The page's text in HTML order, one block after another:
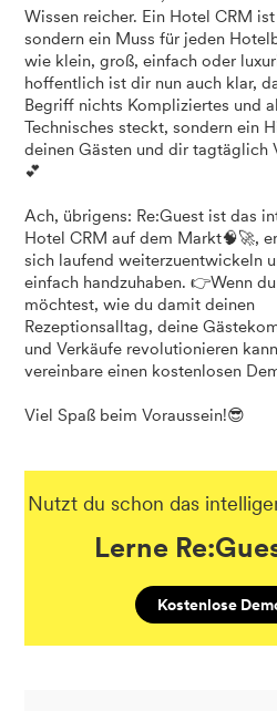
Wissen reicher. Ein Hotel CRM
sondern ein Muss für jeden
wie klein, groß, einfach oder
hoffentlich ist dir nun auch klar,
Begriff nichts Kompliziertes und
Technisches steckt, sondern ein
deinen Gästen und dir tagtäglich
💕
Ach, übrigens: Re:Guest ist das
Hotel CRM auf dem Markt🧠🚀,
sich laufend weiterzuentwickeln
einfach handzuhaben. 👉Wenn
möchtest, wie du damit deinen
Rezeptionsalltag, deine
und Verkäufe revolutionieren
vereinbare einen kostenlosen
Viel Spaß beim Voraussein!😎
Nutzt du schon das
Lerne
Kostenlose